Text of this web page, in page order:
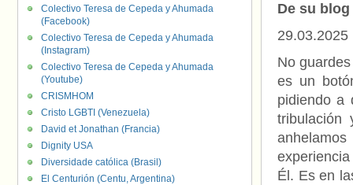
De su blog
29.03.2025
No
es un
pidiendo a
tribulación
Él. Es en
Colectivo Teresa de Cepeda y Ahumada
(Facebook)
Colectivo Teresa de Cepeda y Ahumada
(Instagram)
Colectivo Teresa de Cepeda y Ahumada
(Youtube)
CRISMHOM
Cristo LGBTI (Venezuela)
David et Jonathan (Francia)
Dignity USA
Diversidade católica (Brasil)
El Centurión (Centu, Argentina)